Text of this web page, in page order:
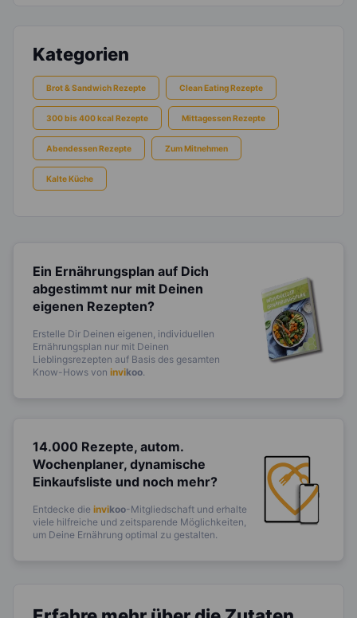
Kategorien
Brot & Sandwich Rezepte Clean Eating Rezepte
300 bis 400 kcal Rezepte Mittagessen Rezepte
Abendessen Rezepte Zum Mitnehmen
Kalte Küche
Ein Ernährungsplan auf Dich
abgestimmt nur mit Deinen
eigenen Rezepten?
Erstelle Dir Deinen eigenen, individuellen
Ernährungsplan nur mit Deinen
Lieblingsrezepten auf Basis des gesamten
Know-Hows von invikoo
14.000 Rezepte, autom.
Wochenplaner, dynamische
Einkaufsliste und noch mehr?
Entdecke die invikoo-Mitgliedschaft und erhalte
viele hilfreiche und zeitsparende Möglichkeiten,
um Deine Ernährung optimal zu gestalten.